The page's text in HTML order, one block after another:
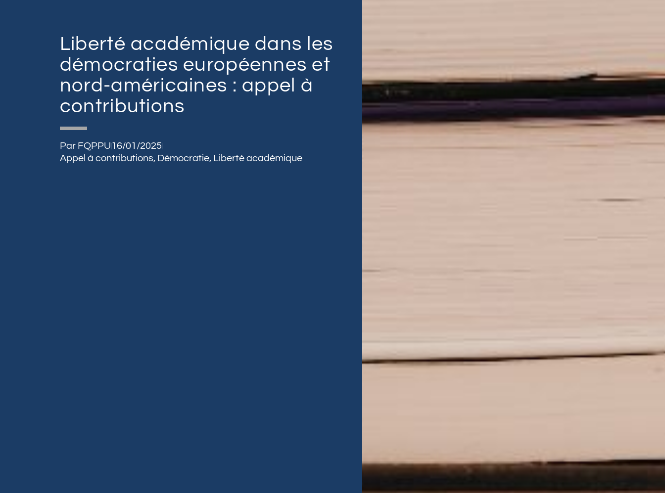
Liberté académique dans les
démocraties européennes et
nord-américaines : appel à
contributions
ParFQPPU16/01/2025
Appel à contributions, Démocratie, Liberté académique